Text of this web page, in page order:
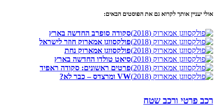
אולי יעניין אותך לקרוא גם את הפוסטים הבאים:
סקודה סופרב החדשה בארץ
פולקסווגן אמארוק חוזר לישראל
פולקסווגן אמארוק נחת
סיאט טולדו החדשה בארץ
פרטים ראשונים: סקודה ראפיד
VW ומרצדס – כבר לא?
רכב פרטי ורכב שטח